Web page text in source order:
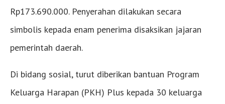
Rp173.690.000. Penyerahan dilakukan secara
simbolis kepada enam penerima disaksikan jajaran
pemerintah daerah.
Di bidang sosial, turut diberikan bantuan Program
Keluarga Harapan (PKH) Plus kepada 30 keluarga